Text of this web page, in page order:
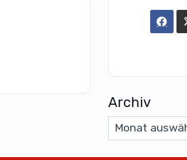
Archiv